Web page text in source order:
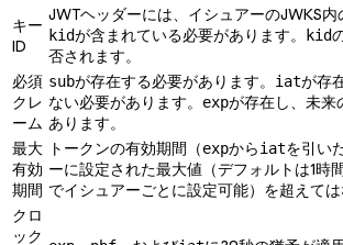
キー
ID
JWTヘッダーには、イシュアーのJWKS内
kidが含まれている必要があります。 kid
否されます。
必須
クレ
ーム
subが存在する必要があります。 iatが存
ない必要があります。
expが存在し、未来
あります。
最大
有効
期間
トークンの有効期間（expからiatを引い
ーに設定された最大値（デフォルトは1
でイシュアーごとに設定可能）を超えては
クロ
ック